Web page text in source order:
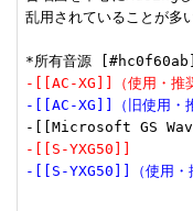
乱用されていることが多
-[[AC-XG]]（使用・推奨
-[[AC-XG]]（旧使用・推
-[[S-YXG50]]
-[[S-YXG50]]（使用・